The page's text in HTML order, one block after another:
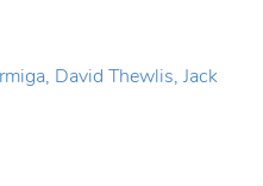
David Thewlis, Jack